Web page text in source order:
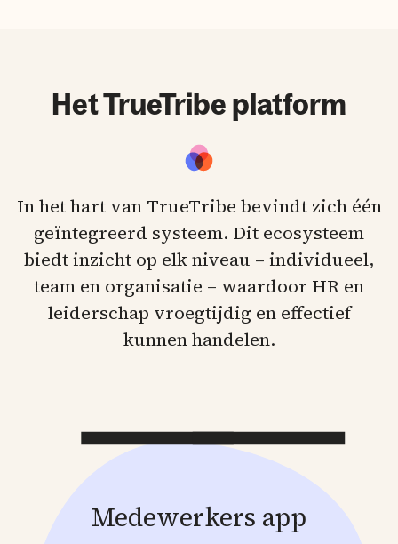
Het TrueTribe platform
In het hart van TrueTribe bevindt zich één
geïntegreerd systeem. Dit ecosysteem
biedt inzicht op elk niveau – individueel,
team en organisatie – waardoor HR en
leiderschap vroegtijdig en effectief
kunnen handelen.
Medewerkers app